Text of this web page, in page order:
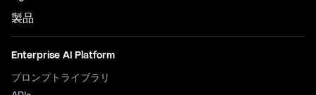
製品
Enterprise AI Platform
プロンプトライブラリ